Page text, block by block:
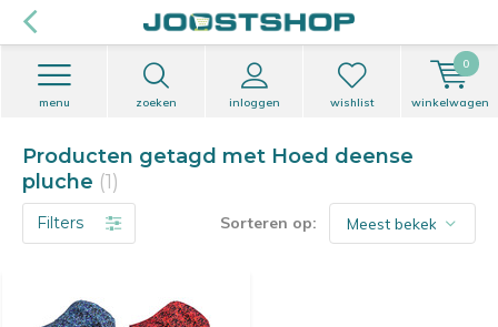
zoeken inloggen
menu wishlist winkelwagen
0
Producten getagd met Hoed deense
pluche (1)
Filters Sorteren op: